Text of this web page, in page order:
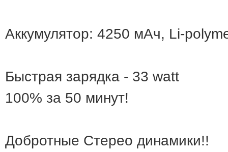
Аккумулятор: 4250 мАч, Li-
Быстрая зарядка - 33 watt
100% за 50 минут!
Добротные Стерео динамики!!